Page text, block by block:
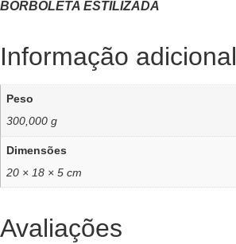
BORBOLETA ESTILIZADA
Informação adicional
Peso
300,000 g
Dimensões
20 × 18 × 5 cm
Avaliações